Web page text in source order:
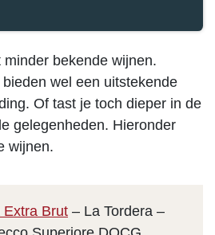
bekende wijnen.
wel een uitstekende
Of tast je toch dieper in de
gelegenheden. Hieronder
wijnen.
Brut – La Tordera –